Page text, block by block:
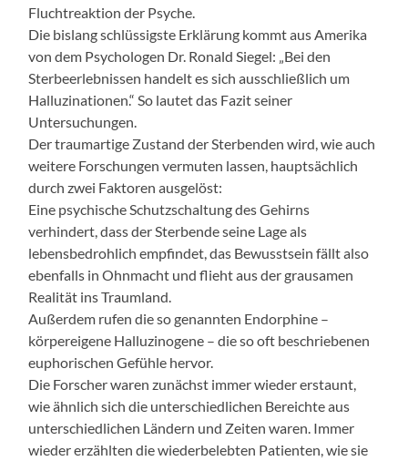
Fluchtreaktion der Psyche.
Die bislang schlüssigste Erklärung kommt aus Amerika
von dem Psychologen Dr. Ronald Siegel: „Bei den
Sterbeerlebnissen handelt es sich ausschließlich um
Halluzinationen.“ So lautet das Fazit seiner
Untersuchungen.
Der traumartige Zustand der Sterbenden wird, wie auch
weitere Forschungen vermuten lassen, hauptsächlich
durch zwei Faktoren ausgelöst:
Eine psychische Schutzschaltung des Gehirns
verhindert, dass der Sterbende seine Lage als
lebensbedrohlich empfindet, das Bewusstsein fällt also
ebenfalls in Ohnmacht und flieht aus der grausamen
Realität ins Traumland.
Außerdem rufen die so genannten Endorphine –
körpereigene Halluzinogene – die so oft beschriebenen
euphorischen Gefühle hervor.
Die Forscher waren zunächst immer wieder erstaunt,
wie ähnlich sich die unterschiedlichen Bereichte aus
unterschiedlichen Ländern und Zeiten waren. Immer
wieder erzählten die wiederbelebten Patienten, wie sie